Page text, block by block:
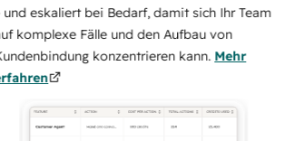
eskaliert bei Bedarf, damit sich Ihr Team
Fälle und den Aufbau von
konzentrieren kann.Mehr